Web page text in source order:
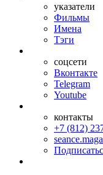
указатели
Фильмы
Имена
Тэги
соцсети
Вконтакте
Telegram
Youtube
контакты
+7 (812)